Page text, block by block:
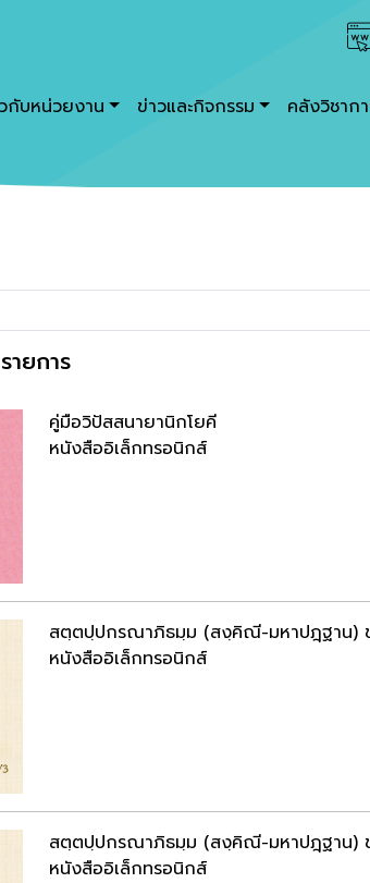
กับหน่วยงาน ข่าวและกิจกรรม คลังวิชาก
ายการ
คู่มือวิปัสสนายานิกโยคี
หนังสืออิเล็กทรอนิกส์
สตฺตปฺปกรณาภิธมฺม (สงฺคิณี-มหาปฎฺฐาน)
หนังสืออิเล็กทรอนิกส์
สตฺตปฺปกรณาภิธมฺม (สงฺคิณี-มหาปฎฺฐาน)
หนังสืออิเล็กทรอนิกส์